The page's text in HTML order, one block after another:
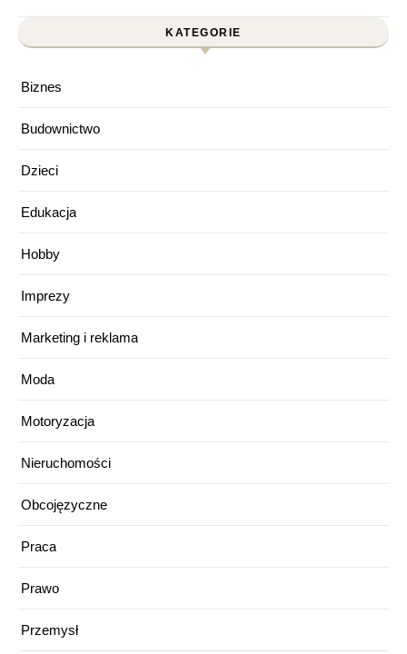
KATEGORIE
Biznes
Budownictwo
Dzieci
Edukacja
Hobby
Imprezy
Marketing i reklama
Moda
Motoryzacja
Nieruchomości
Obcojęzyczne
Praca
Prawo
Przemysł